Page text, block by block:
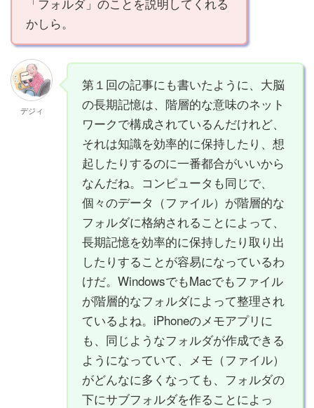
かしら。
デジィ
第１回の記事にも書いたように、大脳
の長期記憶は、階層的な意味のネット
ワークで構成されているんだけれど、
それは知識を効率的に保持したり、想
起したりするのに一番都合がいいから
なんだね。コンピュータも同じで、
個々のデータ（ファイル）が階層的な
フォルダに格納されることによって、
長期記憶を効率的に保持したり取り出
したりすることが容易になっているわ
けだ。WindowsでもMacでもファイル
が階層的なフォルダによって整理され
ているよね。iPhoneのメモアプリに
も、同じようなフォルダが作成できる
ようになっていて、メモ（ファイル）
がどんなに多くなっても、フォルダの
下にサブフォルダを作ることによっ